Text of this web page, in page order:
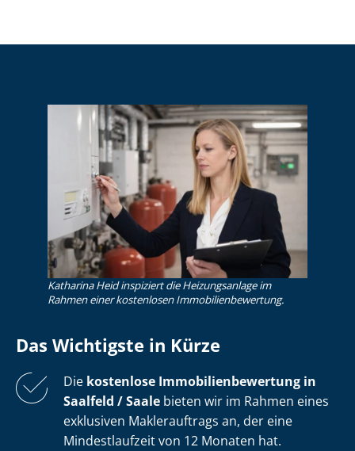
Katharina Heid inspiziert die Heizungsanlage im
Rahmen einer kostenlosen Im­mo­bi­li­en­be­wer­tung.
Das Wichtigste in Kürze
Die kostenlose Im­mo­bi­li­en­be­wer­tung in
Saalfeld / Saale bieten wir im Rahmen eines
exklusiven Maklerauftrags an, der eine
Mindestlaufzeit von 12 Monaten hat.